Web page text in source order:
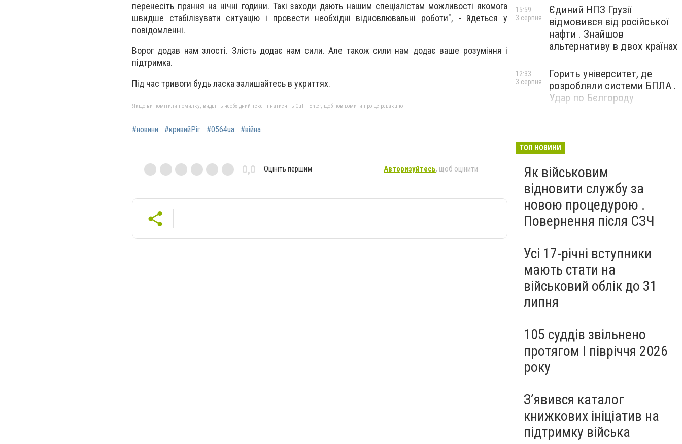
перенесіть прання на нічні години. Такі заходи дають нашим спеціалістам можливості якомога
швидше стабілізувати ситуацію і провести необхідні відновлювальні роботи", - йдеться у
повідомленні.
Ворог додав нам злості. Злість додає нам сили. Але також сили нам додає ваше розуміння і
підтримка.
Під час тривоги будь ласка залишайтесь в укриттях.
Якщо ви помітили помилку, виділіть необхідний текст і натисніть Ctrl + Enter, щоб повідомити про це редакцію
#новини #кривийРіг #0564ua #війна
0,0 Оцініть першим Авторизуйтесь, щоб оцінити
Єдиний НПЗ Грузії
відмовився від російської
нафти . Знайшов
альтернативу в двох країнах
15:59
3 серпня
Горить університет, де
розробляли системи БПЛА .
Удар по Бєлгороду
12:33
3 серпня
ТОП НОВИНИ
Як військовим
відновити службу за
новою процедурою .
Повернення після СЗЧ
Усі 17-річні вступники
мають стати на
військовий облік до 31
липня
105 суддів звільнено
протягом I півріччя 2026
року
З’явився каталог
книжкових ініціатив на
підтримку війська